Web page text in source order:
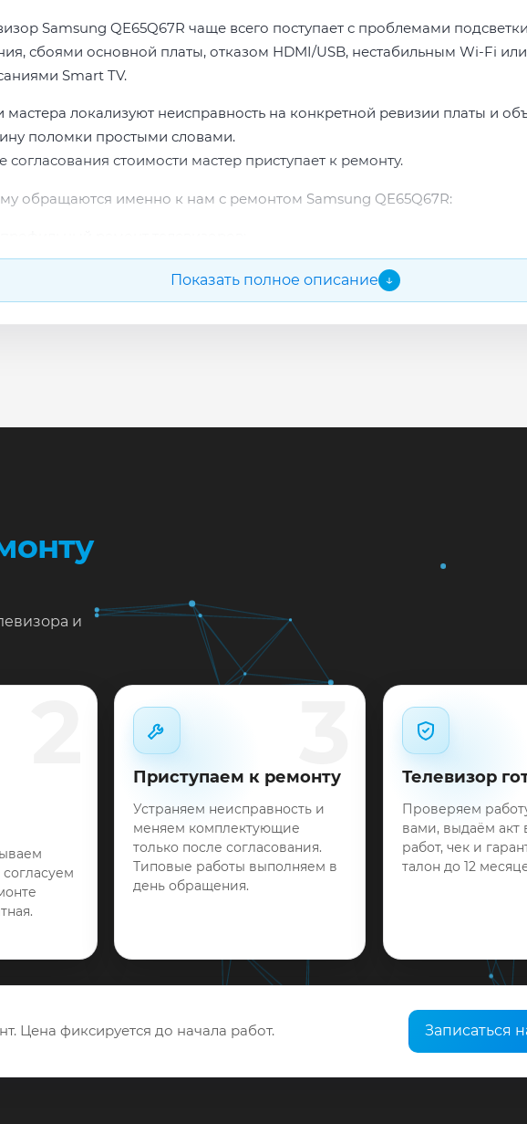
Samsung QE65Q67R чаще всего поступает с проблемами
сбоями основной платы, отказом HDMI/USB, нестабильным Wi-Fi или
Smart TV.
локализуют неисправность на конкретной ревизии платы и
поломки простыми словами.
согласования стоимости мастер приступает к ремонту.
обращаются именно к нам с ремонтом Samsung QE65Q67R:
опыт по бренду Samsung;
прозрачная смета до начала работ;
подбор проверенных комплектующих.
заявку или позвоните: укажите симптомы — подскажем ориентир
Показать полное описание ↓
и
Приступаем к ремонту
Устраняем неисправность и
меняем комплектующие
только после согласования.
Типовые работы выполняем в
день обращения.
Телевизор
Проверяем
вами, выдаём акт
работ, чек и
талон до 12
Цена фиксируется до начала работ. Записаться